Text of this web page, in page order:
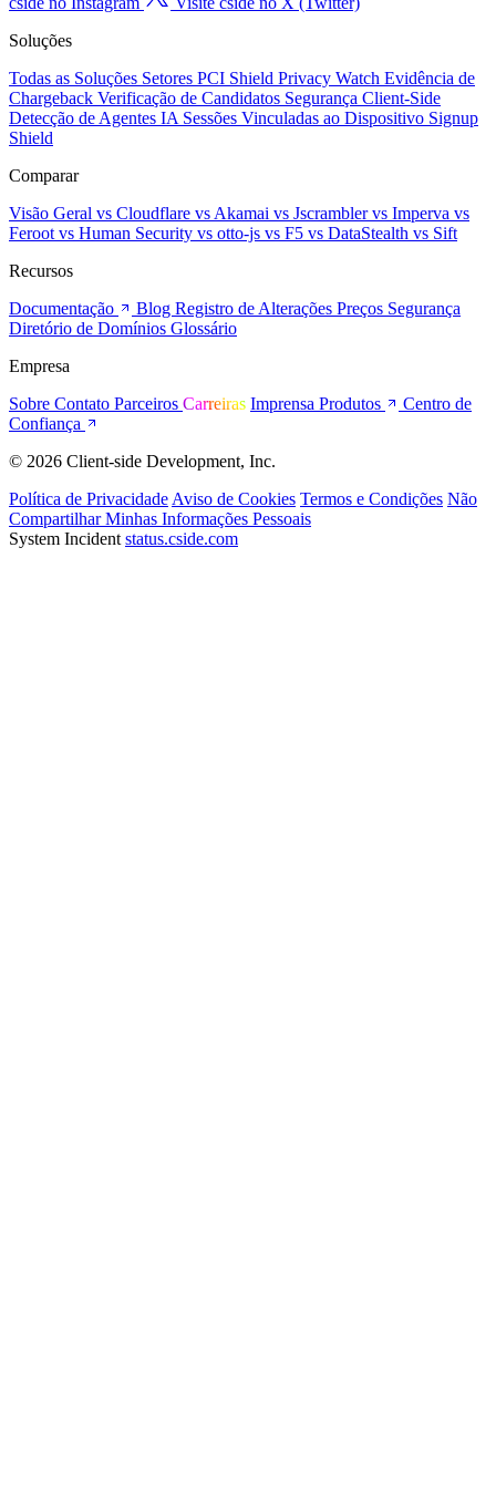
ou agente. Segurança, prevenção de fraude, privacidade e
hello@cside.com
Visite cside no GitHub
Visite cside no LinkedIn
Visite
cside no Instagram
Soluções
Todas as SoluçõesSetoresPCI ShieldPrivacy WatchEvidência de
ChargebackVerificação de Candidatos Segurança Client-Side
Shield
Comparar
Ferootvs Human Security
Recursos
Diretório de DomíniosGlossário
Empresa
SobreContatoParceirosCarreiras